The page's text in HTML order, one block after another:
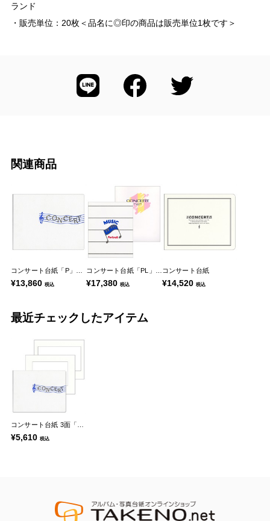
ランド
・販売単位：20枚＜品名に◎印の商品は販売単位1枚です＞
関連商品
¥13,860 税込 ¥17,380税込
コンサート台紙
¥14,520 税込
最近チェックしたアイテム
¥5,610 税込